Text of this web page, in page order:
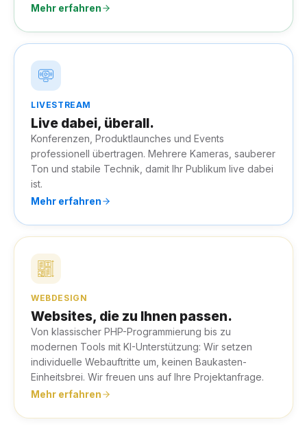
Mehr erfahren
LIVESTREAM
Live dabei, überall.
Konferenzen, Produktlaunches und Events
professionell übertragen. Mehrere Kameras, sauberer
Ton und stabile Technik, damit Ihr Publikum live dabei
ist.
Mehr erfahren
WEBDESIGN
Websites, die zu Ihnen passen.
Von klassischer PHP-Programmierung bis zu
modernen Tools mit KI-Unterstützung: Wir setzen
individuelle Webauftritte um, keinen Baukasten-
Einheitsbrei. Wir freuen uns auf Ihre Projektanfrage.
Mehr erfahren